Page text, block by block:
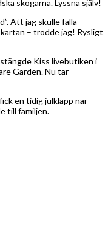
skogarna. Lyssna själv!
Att jag skulle falla
– trodde jag! Rysligt
Kiss livebutiken i
Garden. Nu tar
en tidig julklapp när
till familjen.